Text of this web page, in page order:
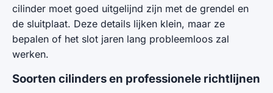
cilinder moet goed uitgelijnd zijn met de grendel en
de sluitplaat. Deze details lijken klein, maar ze
bepalen of het slot jaren lang probleemloos zal
werken.
Soorten cilinders en professionele richtlijnen